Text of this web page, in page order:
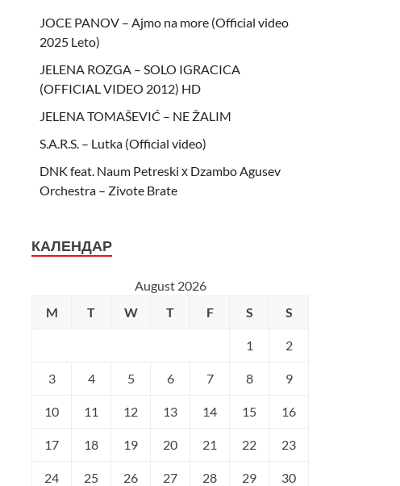
JOCE PANOV – Ajmo na more (Official video
2025 Leto)
JELENA ROZGA – SOLO IGRACICA
(OFFICIAL VIDEO 2012) HD
JELENA TOMAŠEVIĆ – NE ŽALIM
S.A.R.S. – Lutka (Official video)
DNK feat. Naum Petreski х Dzambo Agusev
Orchestra – Zivote Brate
КАЛЕНДАР
August 2026
M
T W T F S S
1 2
3 4 5 6 7 8 9
10 11 12 13 14 15 16
17 18 19 20 21 22 23
24 25 26 27 28 29 30